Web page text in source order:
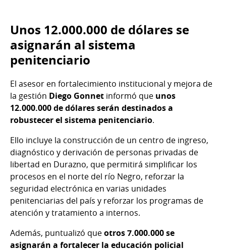
Unos 12.000.000 de dólares se
asignarán al sistema
penitenciario
El asesor en fortalecimiento institucional y mejora de
la gestión Diego Gonnet informó que unos
12.000.000 de dólares serán destinados a
robustecer el sistema penitenciario.
Ello incluye la construcción de un centro de ingreso,
diagnóstico y derivación de personas privadas de
libertad en Durazno, que permitirá simplificar los
procesos en el norte del río Negro, reforzar la
seguridad electrónica en varias unidades
penitenciarias del país y reforzar los programas de
atención y tratamiento a internos.
Además, puntualizó queotros 7.000.000 se
asignarán a fortalecer la educación policial